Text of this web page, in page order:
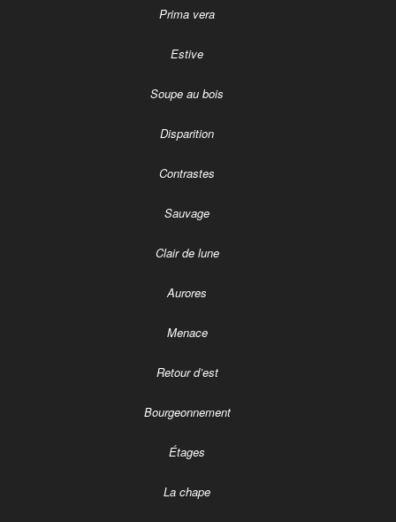
Prima vera
Estive
Soupe au bois
Disparition
Contrastes
Sauvage
Clair de lune
Aurores
Menace
Retour d’est
Bourgeonnement
Étages
La chape